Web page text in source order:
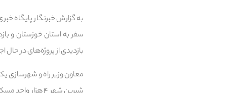
به گزارش خبرنگار پایگاه
سفر به استان خوزستان و
بازدیدی از پروژه‌های در
معاون وزیر راه و شهرسازی